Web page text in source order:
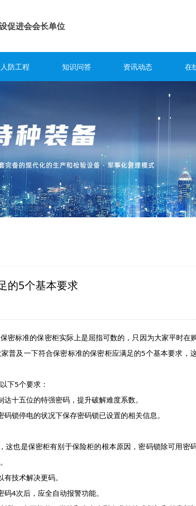
促进会会长单位
人防工程 知识问答 资讯动态 在
的5个基本要求
标准的保密柜实际上是屈指可数的，只因为大家平时在
普及一下符合保密标准的保密柜应满足的5个基本要求，
下5个要求：
五位的特强密码，提升破解难度系数。
停电的状况下保存密码锁已设置的相关信息。
也是保密柜有别于保险柜的根本原因，密码锁除可用密
技术解决更码。
4次后，应全自动报警功能。